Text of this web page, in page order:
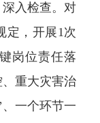
入检查。对
定，开展1次
岗位责任落
重大灾害治
一个环节一